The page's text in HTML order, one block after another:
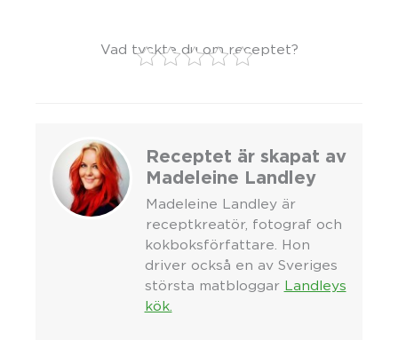
Vad tyckte du om receptet?
Receptet är skapat av
Madeleine Landley
Madeleine Landley är
receptkreatör, fotograf och
kokboksförfattare. Hon
driver också en av Sveriges
största matbloggar Landleys
kök.